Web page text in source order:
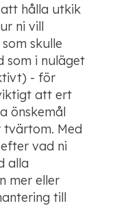
hålla utkik
ni vill
skulle
som i nuläget
- för
att ert
önskemål
Med
vad ni
alla
mer eller
till